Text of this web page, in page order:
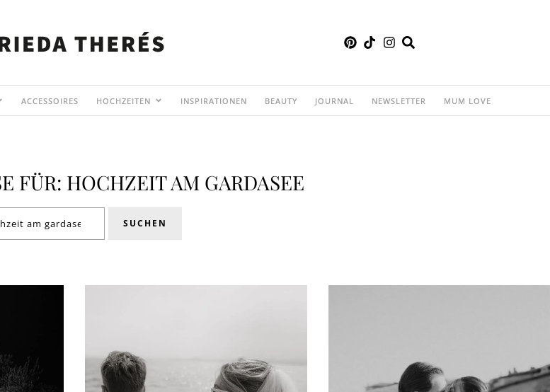
ACCESSOIRES HOCHZEITEN INSPIRATIONEN BEAUTY JOURNAL NEWSLETTER MUM LOVE
FÜR: HOCHZEIT AM GARDASEE